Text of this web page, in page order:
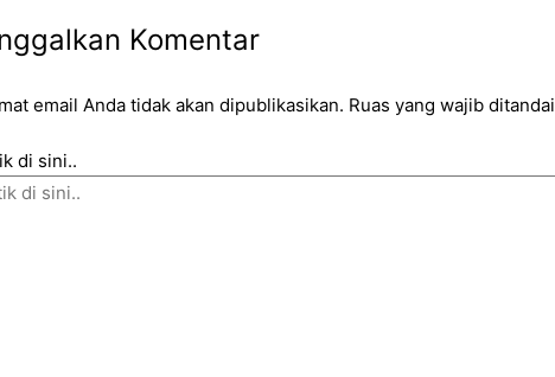
Komentar
email Anda tidak akan dipublikasikan. Ruas yang wajib ditandai
di sini..